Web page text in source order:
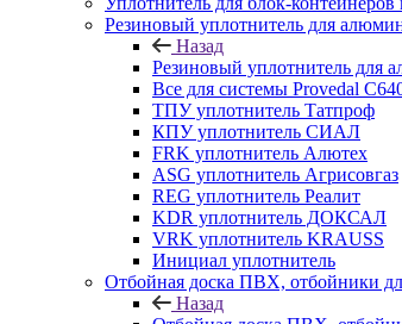
Резиновый уплотнитель для
Назад
Резиновый уплотнитель для
Все для системы Provedal
ТПУ уплотнитель Татпроф
КПУ уплотнитель СИАЛ
FRK уплотнитель Алютех
ASG уплотнитель Агрисовгаз
REG уплотнитель Реалит
KDR уплотнитель ДОКСАЛ
VRK уплотнитель KRAUSS
Инициал уплотнитель
Отбойная доска ПВХ, отбойники
Назад